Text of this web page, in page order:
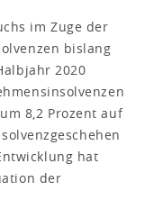
im Zuge der
bislang
2020
8,2 Prozent auf
hat
der